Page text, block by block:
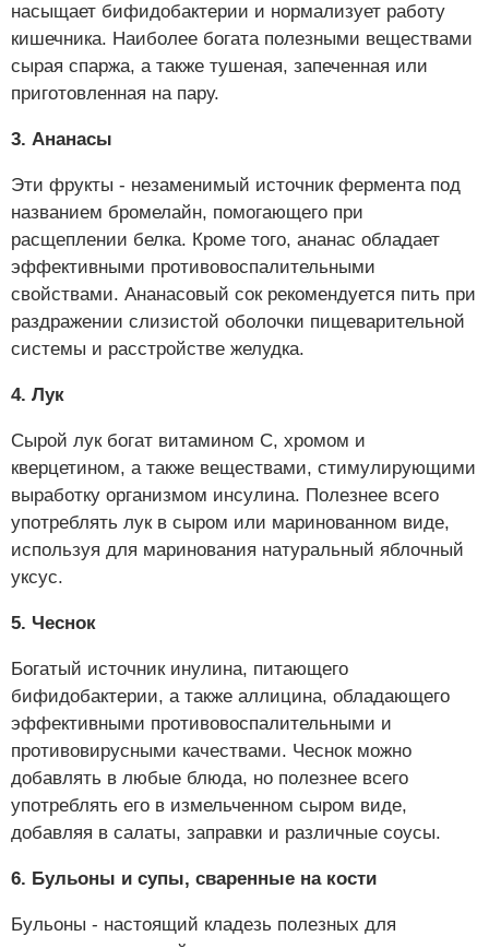
насыщает бифидобактерии и нормализует работу
кишечника. Наиболее богата полезными веществами
сырая спаржа, а также тушеная, запеченная или
приготовленная на пару.
3. Ананасы
Эти фрукты - незаменимый источник фермента под
названием бромелайн, помогающего при
расщеплении белка. Кроме того, ананас обладает
эффективными противовоспалительными
свойствами. Ананасовый сок рекомендуется пить при
раздражении слизистой оболочки пищеварительной
системы и расстройстве желудка.
4. Лук
Сырой лук богат витамином С, хромом и
кверцетином, а также веществами, стимулирующими
выработку организмом инсулина. Полезнее всего
употреблять лук в сыром или маринованном виде,
используя для маринования натуральный яблочный
уксус.
5. Чеснок
Богатый источник инулина, питающего
бифидобактерии, а также аллицина, обладающего
эффективными противовоспалительными и
противовирусными качествами. Чеснок можно
добавлять в любые блюда, но полезнее всего
употреблять его в измельченном сыром виде,
добавляя в салаты, заправки и различные соусы.
6. Бульоны и супы, сваренные на кости
Бульоны - настоящий кладезь полезных для